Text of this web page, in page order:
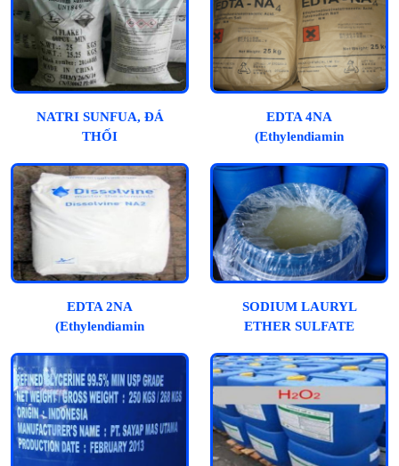
NATRI SUNFUA, ĐÁ
THỐI
EDTA 4NA
(Ethylendiamin
EDTA 2NA
(Ethylendiamin
SODIUM LAURYL
ETHER SULFATE